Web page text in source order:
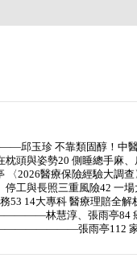
不靠類固醇！中醫急
勢20 側睡總手麻、肩
醫療保險經驗大調查
照三重風險42 一場大
專科 醫療理賠全解
慧淳、張雨亭84 癌
張雨亭112 家